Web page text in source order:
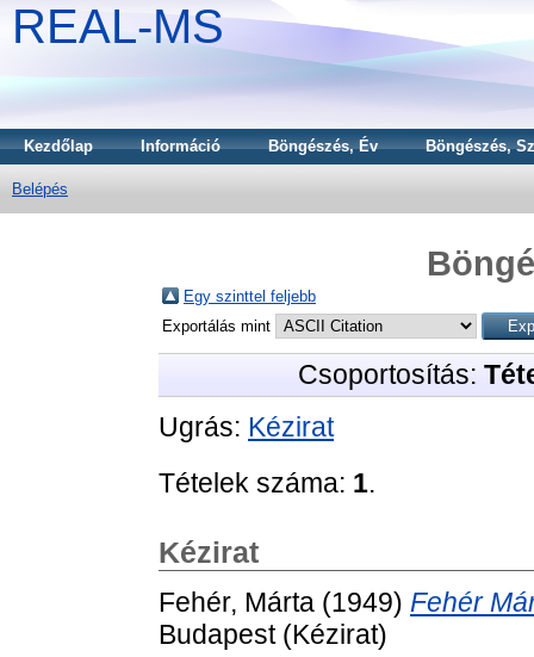
REAL-MS
Kezdőlap Információ Böngészés, Év Böngészés,
Belépés
Egy szinttel feljebb
Exportálás mint
Csoportosítás:
Ugrás: Kézirat
Tételek száma: 1.
Kézirat
Fehér, Márta (1949) Fehér
Budapest (Kézirat)